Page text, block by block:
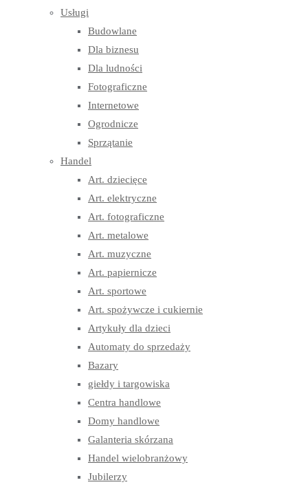
Usługi
Budowlane
Dla biznesu
Dla ludności
Fotograficzne
Internetowe
Ogrodnicze
Sprzątanie
Handel
Art. dziecięce
Art. elektryczne
Art. fotograficzne
Art. metalowe
Art. muzyczne
Art. papiernicze
Art. sportowe
Art. spożywcze i cukiernie
Artykuły dla dzieci
Automaty do sprzedaży
Bazary
giełdy i targowiska
Centra handlowe
Domy handlowe
Galanteria skórzana
Handel wielobranżowy
Jubilerzy